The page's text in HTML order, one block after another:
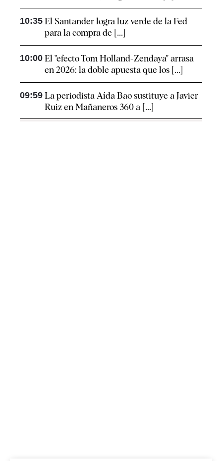
10:35 El Santander logra luz verde de la Fed
para la compra de [...]
10:00 El "efecto Tom Holland-Zendaya" arrasa
en 2026: la doble apuesta que los [...]
09:59 La periodista Aída Bao sustituye a Javier
Ruiz en Mañaneros 360 a [...]